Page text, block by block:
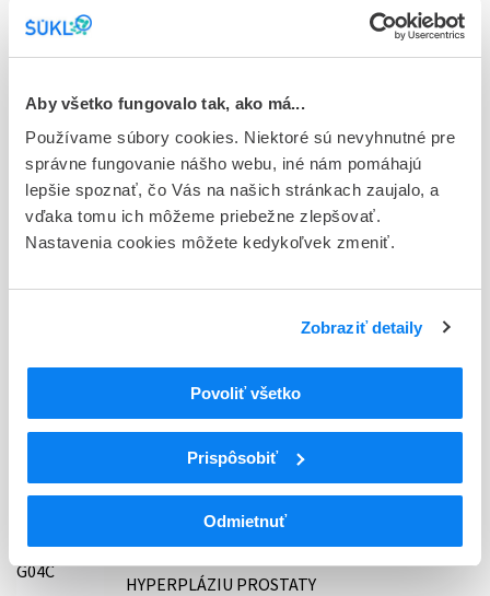
Aby všetko fungovalo tak, ako má...
Používame súbory cookies. Niektoré sú nevyhnutné pre
správne fungovanie nášho webu, iné nám pomáhajú
lepšie spoznať, čo Vás na našich stránkach zaujalo, a
vďaka tomu ich môžeme priebežne zlepšovať.
Nastavenia cookies môžete kedykoľvek zmeniť.
Zobraziť detaily
Povoliť všetko
Prispôsobiť
Odmietnuť
Registračné číslo
77/0169/06-S
tbl plg 20x10 mg (blis.PVC/PVDC/Al)
Stav
D - Registrácia bez obmedzenia platnosti
Typ registračnej procedúry
UROGENITÁLNY TRAKT A POHLAVNÉ
UROLOGIKÁ
G04C
HYPERPLÁZIU PROSTATY